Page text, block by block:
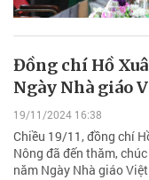
Đồng chí Hồ
Ngày Nhà giáo
19/11/2024 16:38
Chiều 19/11, đồng chí
Nông đã đến thăm,
năm Ngày Nhà giáo